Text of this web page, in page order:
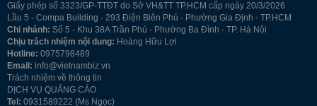
Giấy phép số 3323/GP-TTĐT do Sở VH&TT TP.HCM cấp ngày 20/3/2026
Lầu 5 - Compa Building - 293 Điện Biên Phủ - Phường Gia Định - TP.HCM
Chi nhánh: Số 5 - Khu 38A Trần Phú - Phường Ba Đình - TP. Hà Nội
Chịu trách nhiệm nội dung: Hoàng Hữu Lợi
Hotline: 0975798489
Email: info@vietnambiz.vn
Trách nhiệm về thông tin
DỊCH VỤ QUẢNG CÁO
Tel: 0931589222 (Ms Ngọc)